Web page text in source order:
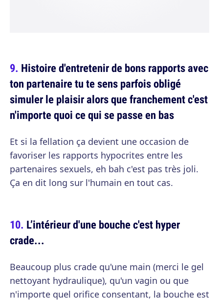
Histoire d'entretenir de bons rapports avec
ton partenaire tu te sens parfois obligé
simuler le plaisir alors que franchement c'est
n'importe quoi ce qui se passe en bas
Et si la fellation ça devient une occasion de
favoriser les rapports hypocrites entre les
partenaires sexuels, eh bah c'est pas très joli.
Ça en dit long sur l'humain en tout cas.
L’intérieur d'une bouche c'est hyper
crade...
Beaucoup plus crade qu'une main (merci le gel
nettoyant hydraulique), qu'un vagin ou que
n'importe quel orifice consentant, la bouche est